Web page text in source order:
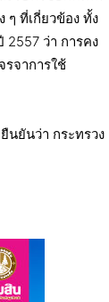
ที่เกี่ยวข้อง ทั้ง
ว่า การคง
รจาการใช้
นยันว่า กระทรวง